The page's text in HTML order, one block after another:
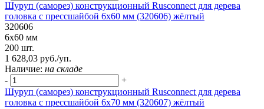
Шуруп (саморез) конструкционный Rusconnect для дерева
головка с прессшайбой 6х60 мм (320606) жёлтый
320606
6х60 мм
200 шт.
1 628,03 руб./уп.
Наличие: на складе
-
+
Шуруп (саморез) конструкционный Rusconnect для дерева
головка с прессшайбой 6х70 мм (320607) жёлтый